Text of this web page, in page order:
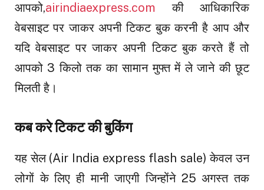
आपको,airindiaexpress.comकी आधिकारिक
वेबसाइट पर जाकर अपनी टिकट बुक करनी है आप और
यदि वेबसाइट पर जाकर अपनी टिकट बुक करते हैं तो
आपको 3 किलो तक का सामान मुफ्त में ले जाने की छूट
मिलती है।
कब करे टिकट की बुकिंग
यह सेल (Air India express flash sale) केवल उन
लोगों के लिए ही मानी जाएगी जिन्होंने 25 अगस्त तक